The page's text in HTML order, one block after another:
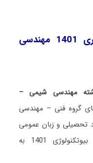
سوالات و کلید آزمون دکتری 1401 مهندسی
مهندسی شیمی –
گروه فنی – مهندسی
تحصیلی و زبان عمومی
کنکور دکتری مهندسی شیمی – بیوتکنولوژی 1401 به